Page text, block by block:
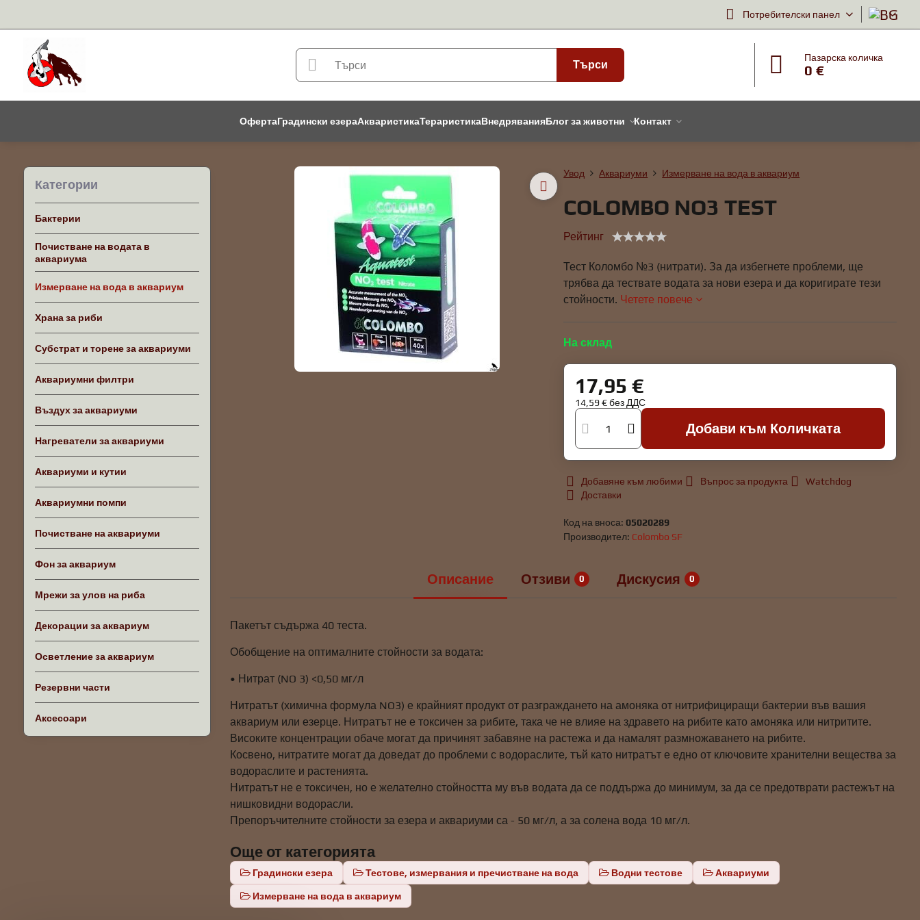
Потребителски панел
Търси
Пазарска количка
0 €
ОфертаГрадински езераАкваристикаТераристикаВнедряванияБлог за животни Контакт
Увод Аквариуми Измерване на вода в аквариум
COLOMBO NO3 TEST
Рейтинг
Тест Коломбо №3 (нитрати). За да избегнете проблеми, ще
трябва да тествате водата за нови езера и да коригирате тези
стойности. Четете повече
На склад
17,95 €
14,59 €без ДДС
Добави към Количката
Добавяне към любими Въпрос за продукта
Watchdog
Доставки
Код на вноса:05020289
Производител: Colombo SF
Описание Отзиви 0 Дискусия 0
Пакетът съдържа 40 теста.
Обобщение на оптималните стойности за водата:
• Нитрат (NO 3) <0,50 мг/л
Нитратът (химична формула NO3) е крайният продукт от разграждането на амоняка от нитрифициращи бактерии във вашия
аквариум или езерце. Нитратът не е токсичен за рибите, така че не влияе на здравето на рибите като амоняка или нитритите.
Високите концентрации обаче могат да причинят забавяне на растежа и да намалят размножаването на рибите.
Косвено, нитратите могат да доведат до проблеми с водораслите, тъй като нитратът е едно от ключовите хранителни вещества за
водораслите и растенията.
Нитратът не е токсичен, но е желателно стойността му във водата да се поддържа до минимум, за да се предотврати растежът на
нишковидни водорасли.
Препоръчителните стойности за езера и аквариуми са - 50 мг/л, а за солена вода 10 мг/л.
Още от категорията
Градински езера Тестове, измервания и пречистване на вода Водни тестове Аквариуми
Измерване на вода в аквариум
Категории
Бактерии
Почистване на водата в
аквариума
Измерване на вода в аквариум
Храна за риби
Субстрат и торене за аквариуми
Аквариумни филтри
Въздух за аквариуми
Нагреватели за аквариуми
Аквариуми и кутии
Аквариумни помпи
Почистване на аквариуми
Фон за аквариум
Мрежи за улов на риба
Декорации за аквариум
Осветление за аквариум
Резервни части
Аксесоари